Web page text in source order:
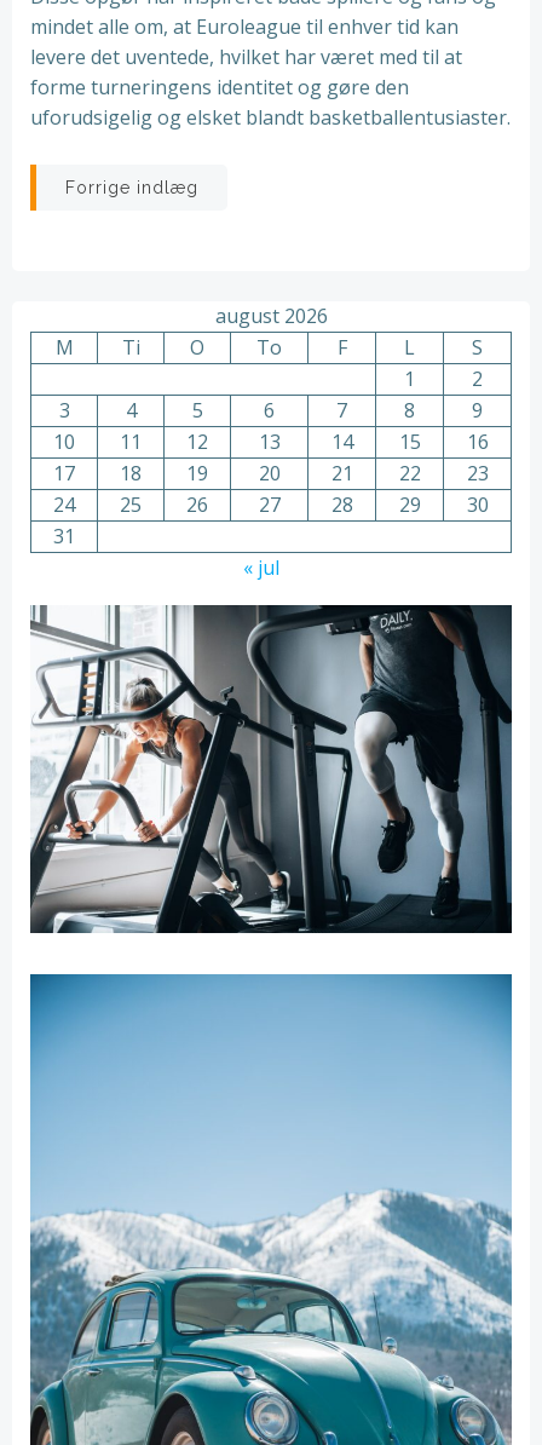
mindet alle om, at Euroleague til enhver tid kan
levere det uventede, hvilket har været med til at
forme turneringens identitet og gøre den
uforudsigelig og elsket blandt basketballentusiaster.
Indlægsnavigation
Forrige indlæg
august 2026
M
Ti O To F L
S
1
2
3
4 5 6 7 8
9
10
11 12 13 14 15
16
17
18 19 20 21 22
23
24
25 26 27 28 29
30
31
« jul